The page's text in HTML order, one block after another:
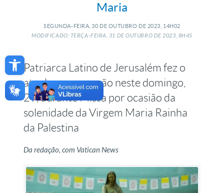
Open toolbar
Maria
SEGUNDA-FEIRA, 30 DE OUTUBRO DE 2023, 14H02
MODIFICADO: TERÇA-FEIRA, 31 DEOUTUBRO DE2023, 8H45
Patriarca Latino de Jerusalém fez o
ato de consagração neste domingo,
29, durante Missa por ocasião da
solenidade da Virgem Maria Rainha
da Palestina
Da redação, com Vatican News